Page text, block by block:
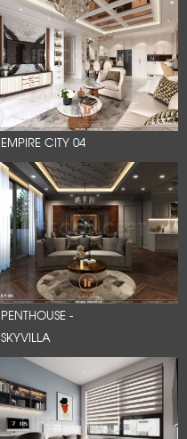
EMPIRE CITY 04
PENTHOUSE -
SKYVILLA